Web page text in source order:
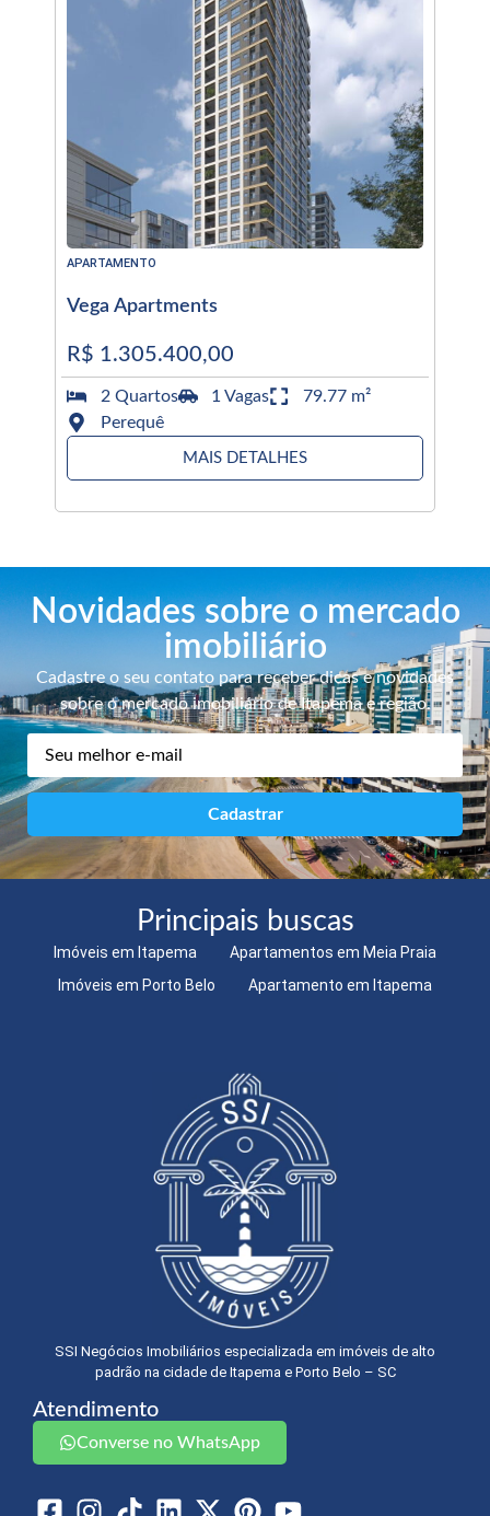
APARTAMENTO
Vega Apartments
R$ 1.305.400,00
2 Quartos 1 Vagas
79.77 m²
Perequê
MAIS DETALHES
Novidades sobre o mercado
imobiliário
Cadastre o seu contato para receber dicas e novidades
sobre o mercado imobiliário de Itapema e região.
Principais buscas
Imóveis em Itapema
Apartamentos em Meia Praia
Imóveis em Porto Belo
Apartamento em Itapema
SSI Negócios Imobiliários especializada em imóveis de alto
padrão na cidade de Itapema e Porto Belo – SC
Atendimento
Converse no WhatsApp